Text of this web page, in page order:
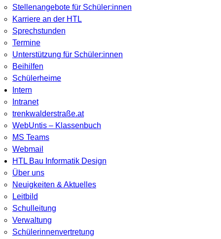
Stellenangebote für Schüler:innen
Karriere an der HTL
Sprechstunden
Termine
Unterstützung für Schüler:innen
Beihilfen
Schülerheime
Intern
Intranet
trenkwalderstraße.at
WebUntis – Klassenbuch
MS Teams
Webmail
HTL Bau Informatik Design
Über uns
Neuigkeiten & Aktuelles
Leitbild
Schulleitung
Verwaltung
Schülerinnenvertretung